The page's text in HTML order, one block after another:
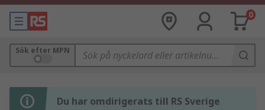
0
Sök efter MPN
Du har omdirigerats till RS Sverige